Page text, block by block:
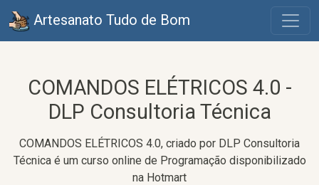
Artesanato Tudo de Bom
COMANDOS ELÉTRICOS 4.0 -
DLP Consultoria Técnica
COMANDOS ELÉTRICOS 4.0, criado por DLP Consultoria
Técnica é um curso online de Programação disponibilizado
na Hotmart